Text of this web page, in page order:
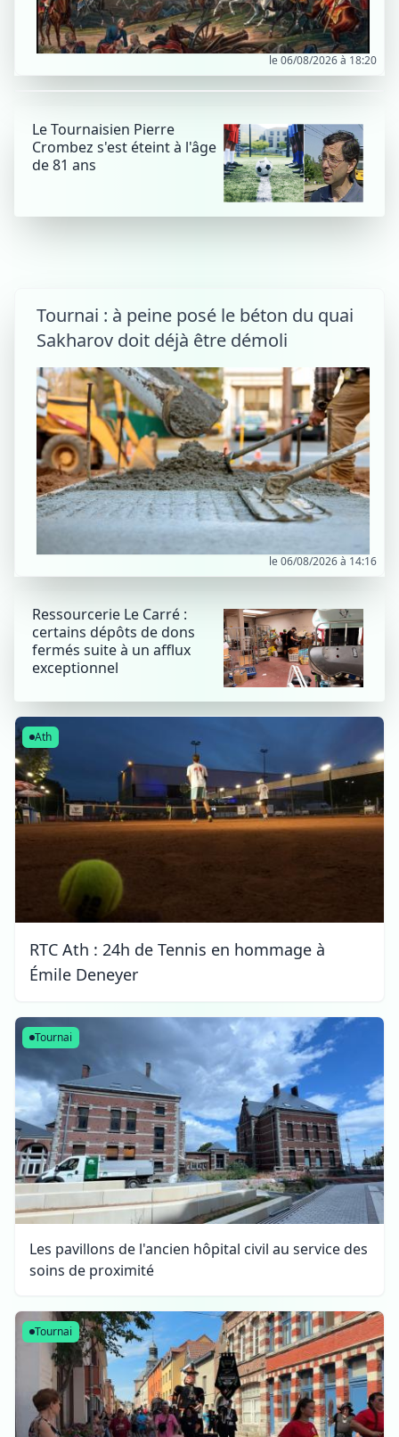
le 06/08/2026 à 18:20
Le Tournaisien Pierre
Crombez s'est éteint à l'âge
de 81 ans
Tournai : à peine posé le béton du quai
Sakharov doit déjà être démoli
le 06/08/2026 à 14:16
Ressourcerie Le Carré :
certains dépôts de dons
fermés suite à un afflux
exceptionnel
Ath
RTC Ath : 24h de Tennis en hommage à
Émile Deneyer
Tournai
Les pavillons de l'ancien hôpital civil au service des
soins de proximité
Tournai